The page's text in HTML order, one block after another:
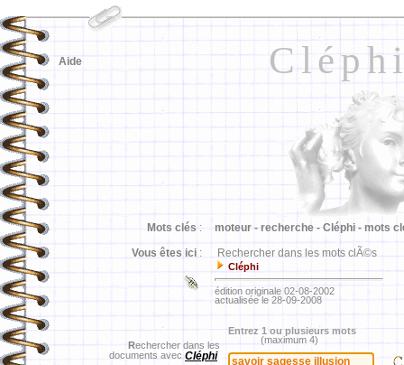
Aide
Mots clés : moteur - recherche - Cléphi - mots
Vous êtes ici : Rechercher dans les mots clÃ©s
Cléphi
édition originale 02-08-2002
actualisée le 28-09-2008
Rechercher dans les
documents avec Cléphi
Entrez 1 ou plusieurs mots
(maximum 4)